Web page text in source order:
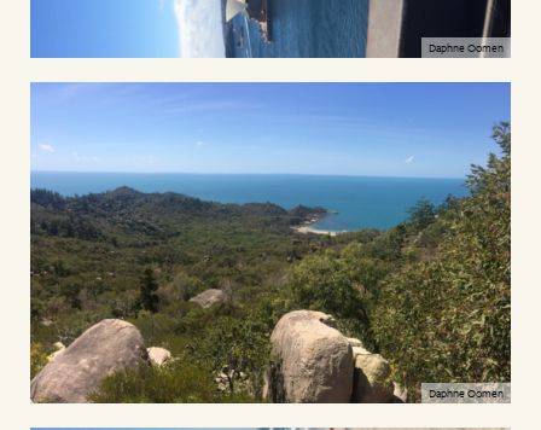
Daphne Oomen
Daphne Oomen